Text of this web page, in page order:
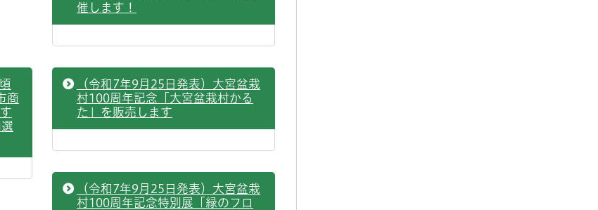
催します！
商
（令和7年9月25日発表）大宮盆栽
村100周年記念「大宮盆栽村かる
た」を販売します
（令和7年9月25日発表）大宮盆栽
村100周年記念特別展「緑のフロ